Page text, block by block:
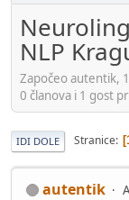
NLP
Započeo autentik,
0 članova i 1 gost
IDI DOLE Stranice
autentik